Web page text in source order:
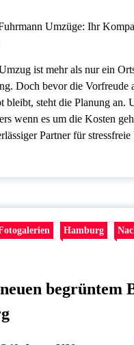
ist mehr als nur ein
Doch bevor die Vorfreude
bleibt, steht die Planung an.
wenn es um die Kosten
Partner für stressfreie
Hamburg
begrüntem